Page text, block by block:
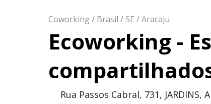
Coworking/ Brasil /SE /Aracaju
Ecoworking -
Rua Passos Cabral, 731, JARDINS,